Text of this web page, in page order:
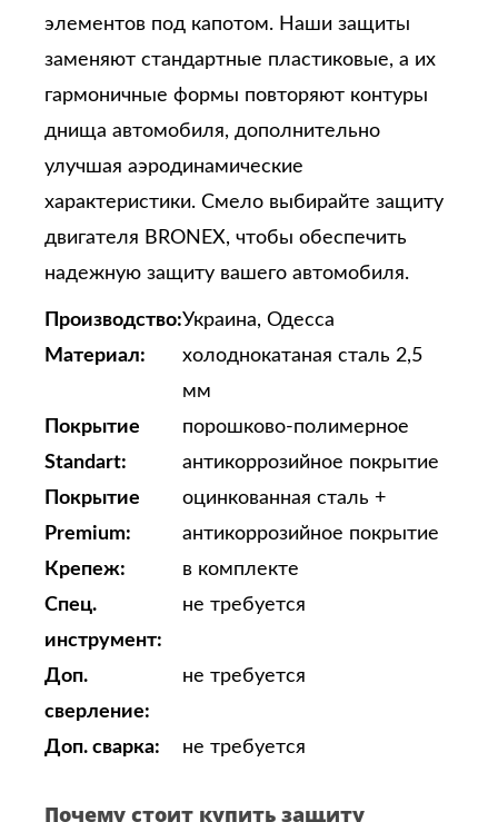
элементов под капотом. Наши защиты
заменяют стандартные пластиковые, а их
гармоничные формы повторяют контуры
днища автомобиля, дополнительно
улучшая аэродинамические
характеристики. Смело выбирайте защиту
двигателя BRONEX, чтобы обеспечить
надежную защиту вашего автомобиля.
Производство:Украина, Одесса
Материал:
холоднокатаная сталь 2,5
мм
Покрытие
Standart:
порошково-полимерное
антикоррозийное покрытие
Покрытие
Premium:
оцинкованная сталь +
антикоррозийное покрытие
Крепеж:
в комплекте
Спец.
инструмент:
не требуется
Доп.
сверление:
не требуется
Доп. сварка: не требуется
Почему стоит купить защиту